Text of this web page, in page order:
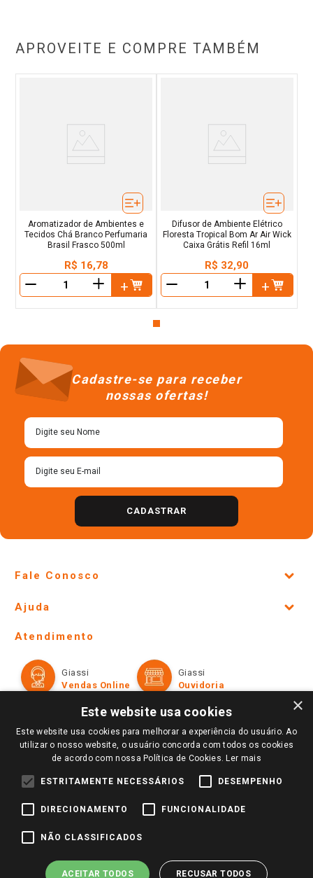
APROVEITE E COMPRE TAMBÉM
Aromatizador de Ambientes e
Tecidos Chá Branco Perfumaria
Brasil Frasco 500ml
R$ 16,78
＋
Difusor de Ambiente Elétrico
Floresta Tropical Bom Ar Air Wick
Caixa Grátis Refil 16ml
R$ 32,90
＋
Cadastre-se para receber
nossas ofertas!
CADASTRAR
Fale Conosco
Lojas Físicas e Horários
Ofertas
Televendas
Amigo Giassi
Perguntas frequentes
Ajuda
Formas de Pagamento
Políticas de entrega
Atendimento
Giassi
Vendas Online
Giassi
Ouvidoria
Redes Sociais
×
Este website usa cookies
Este website usa cookies para melhorar a experiência do usuário. Ao
utilizar o nosso website, o usuário concorda com todos os cookies
de acordo com nossa Política de Cookies. Ler mais
ESTRITAMENTE NECESSÁRIOS DESEMPENHO
DIRECIONAMENTO FUNCIONALIDADE
NÃO CLASSIFICADOS
ACEITAR TODOS RECUSAR TODOS